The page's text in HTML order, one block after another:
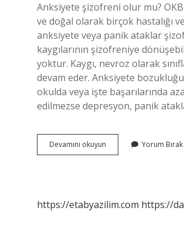
Anksiyete şizofreni olur mu?
ve doğal olarak birçok hastalığı
anksiyete veya panik ataklar
kaygılarının şizofreniye
yoktur. Kaygı, nevroz olarak
devam eder. Anksiyete
okulda veya işte başarılarında
edilmezse depresyon, panik
Devamını okuyun Anksiyete
Şizofreniye
Yorum Bırak
https://etabyazilim.com https://